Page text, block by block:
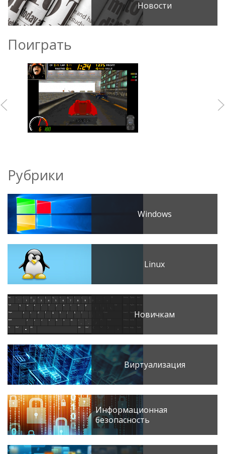
Новости
Поиграть
Рубрики
Windows
Linux
Новичкам
Виртуализация
Информационная
безопасность